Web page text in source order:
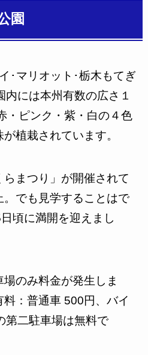
園
･マリオット･栃木もてぎ
には本州有数の広さ１
・ピンク・紫・白の４色
植栽されています。
まつり」が開催されて
でも見学することはで
頃に満開を迎えまし
のみ料金が発生しま
：普通車 500円、バイ
第二駐車場は無料で